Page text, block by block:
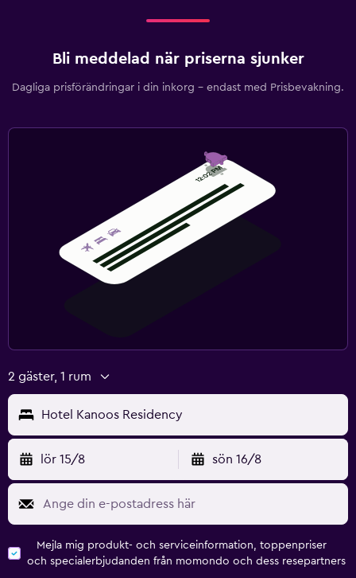
Bli meddelad när priserna sjunker
Dagliga prisförändringar i din inkorg – endast med Prisbevakning.
2 gäster, 1 rum
Hotel Kanoos Residency
lör 15/8 sön 16/8
Mejla mig produkt- och serviceinformation, toppenpriser
och specialerbjudanden från momondo och dess resepartners